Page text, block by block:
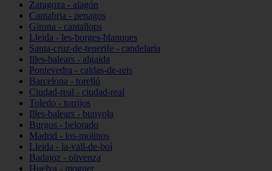
Zaragoza - alagón
Cantabria - penagos
Girona - cantallops
Lleida - les-borges-blanques
Santa-cruz-de-tenerife - candelaria
Illes-balears - algaida
Pontevedra - caldas-de-reis
Barcelona - torelló
Ciudad-real - ciudad-real
Toledo - torrijos
Illes-balears - bunyola
Burgos - belorado
Madrid - los-molinos
Lleida - la-vall-de-boí
Badajoz - olivenza
Huelva - moguer